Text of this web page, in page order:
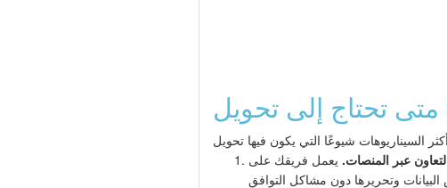
عبر المنصات. يعمل فريقك على Windows، لكن زميلًا أو عميلًا يرسل تقارير كملفات .numbers من جهاز Mac. يتيح التحويل إلى XLSX